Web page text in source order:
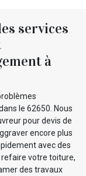
services
à
le 62650. Nous
pour devis de
encore plus
avec des
votre toiture,
des travaux